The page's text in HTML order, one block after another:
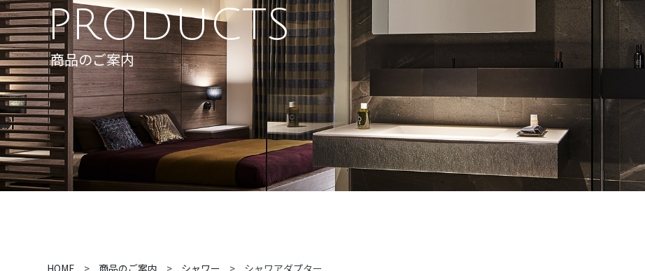
PRODUCTS
商品のご案内
HOME > 商品のご案内 > シャワー > シャワアダプター